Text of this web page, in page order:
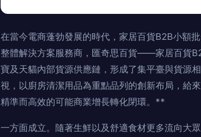
在當今電商蓬勃發展的時代，家居百貨B2B小額
整體解決方案服務商，匯奇思百貨——家居百貨
寶及天貓內部貨源供應鏈，形成了集平臺與貨源
視，以廚房清潔用品為重點品列的創新布局，給
精準而高效的可能商業增長轉化閉環。**
一方面成立。隨著生鮮以及舒適食材更多流向大